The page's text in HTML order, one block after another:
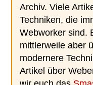
Archiv. Viele
Techniken, die
Webworker sind.
mittlerweile aber
modernere
Artikel über